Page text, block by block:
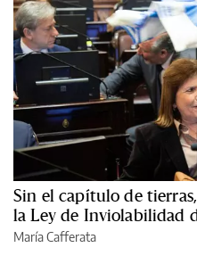
Sin el capítulo de
la Ley de Inviolabilidad
María Cafferata